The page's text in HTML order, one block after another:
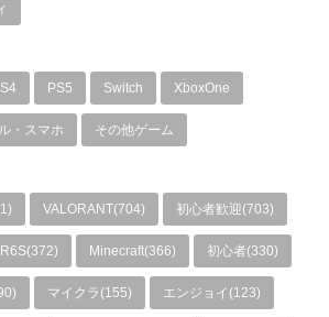
PS5 Switch XboxOne
・スマホ その他ゲーム
VALORANT(704) 初心者歓迎(703)
R6S(372) Minecraft(366) 初心者(330)
マイクラ(155) エンジョイ(123)